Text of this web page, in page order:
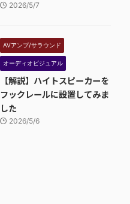
2026/5/7
AVアンプ/サラウンド
オーディオビジュアル
【解説】ハイトスピーカーを
フックレールに設置してみま
した
2026/5/6